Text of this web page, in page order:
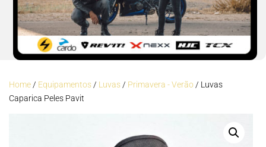
Home/ Equipamentos/ Luvas/ Primavera - Verão / Luvas
Caparica Peles Pavit